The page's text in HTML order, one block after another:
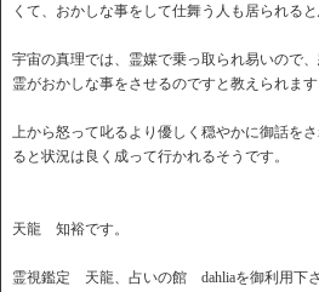
くて、おかしな事をして仕舞う人も居られると
宇宙の真理では、霊媒で乗っ取られ易いので
霊がおかしな事をさせるのですと教えられます
上から怒って叱るより優しく穏やかに御話を
ると状況は良く成って行かれるそうです。
天龍 知裕です。
霊視鑑定 天龍、占いの館 dahliaを御利用下